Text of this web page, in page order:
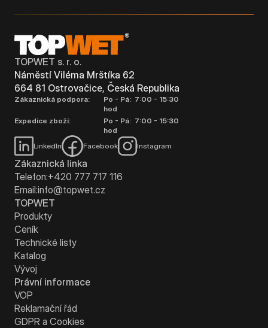
TOPWET s. r. o.
Náměstí Viléma Mrštíka 62
664 81 Ostrovačice, Česká Republika
Zákaznická podpora:
Po - Pá: 7:00 - 15:30
hod
Expedice zboží:
Po - Pá: 7:00 - 15:30
hod
LinkedIn
Facebook Instagram
Zákaznická linka
Telefon:+420 777 717 116
Email:info@topwet.cz
TOPWET
Produkty
Ceník
Technické listy
Katalog
Vývoj
Právní informace
VOP
Reklamační řád
GDPR a Cookies